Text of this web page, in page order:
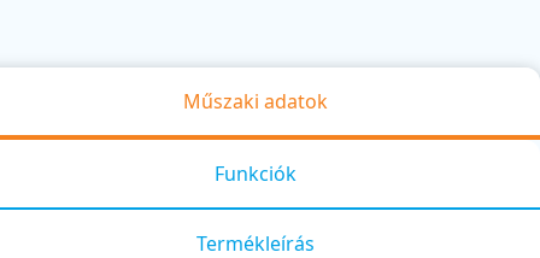
Műszaki adatok
Funkciók
Termékleírás